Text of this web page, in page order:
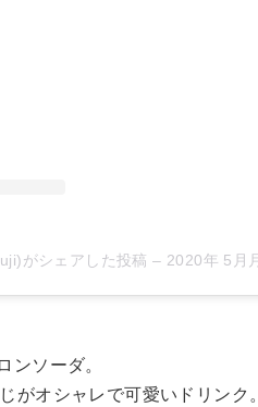
がシェアした投稿 – 2020年 5月月30
ソーダ。
がオシャレで可愛いドリンク。